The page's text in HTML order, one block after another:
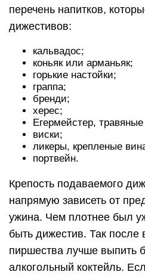
перечень напитков,
дижестивов:
кальвадос;
коньяк или арманьяк;
горькие настойки;
граппа;
бренди;
херес;
Егермейстер,
виски;
ликеры, крепленые
портвейн.
Крепость подаваемого
напрямую зависеть от
ужина. Чем плотнее был
быть дижестив. Так после
пиршества лучше выпить
алкогольный коктейль.